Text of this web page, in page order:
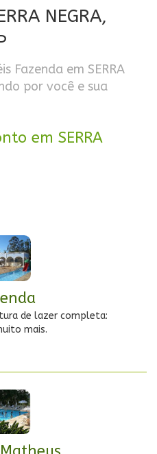
NEGRA,
Fazenda em SERRA
por você e sua
em SERRA
de lazer completa:
mais.